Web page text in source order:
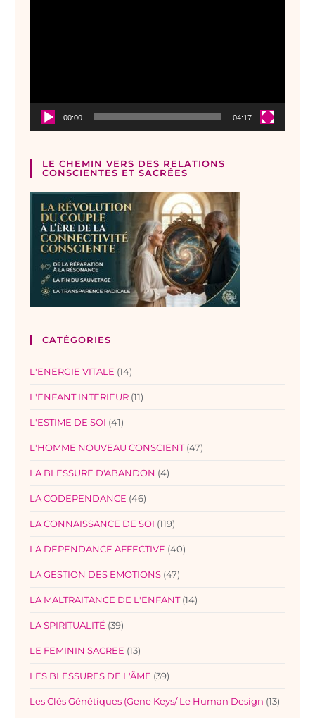
00:00 04:17
LE CHEMIN VERS DES RELATIONS
CONSCIENTES ET SACRÉES
CATÉGORIES
L'ENERGIE VITALE (14)
L'ENFANT INTERIEUR (11)
L'ESTIME DE SOI (41)
L'HOMME NOUVEAU CONSCIENT (47)
LA BLESSURE D'ABANDON (4)
LA CODEPENDANCE (46)
LA CONNAISSANCE DE SOI (119)
LA DEPENDANCE AFFECTIVE (40)
LA GESTION DES EMOTIONS (47)
LA MALTRAITANCE DE L'ENFANT (14)
LA SPIRITUALITÉ (39)
LE FEMININ SACREE (13)
LES BLESSURES DE L'ÂME (39)
Les Clés Génétiques (Gene Keys/ Le Human Design (13)